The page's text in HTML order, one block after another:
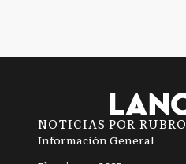
NOTICIAS POR RUBRO
Información General